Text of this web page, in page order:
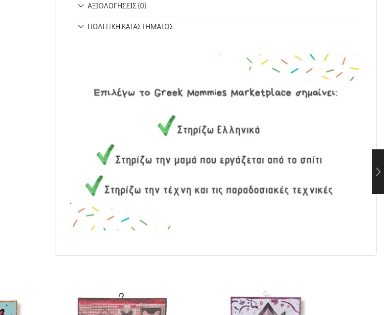
ΑΞΙΟΛΟΓΉΣΕΙΣ (0)
ΠΟΛΙΤΙΚΉ ΚΑΤΑΣΤΉΜΑΤΟΣ